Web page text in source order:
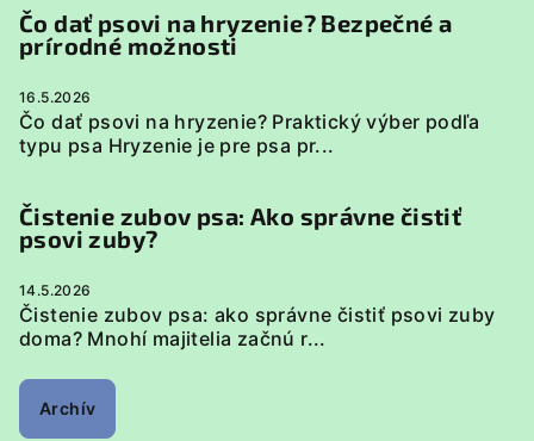
Čo dať psovi na hryzenie? Bezpečné a
prírodné možnosti
16.5.2026
Čo dať psovi na hryzenie? Praktický výber podľa
typu psa Hryzenie je pre psa pr...
Čistenie zubov psa: Ako správne čistiť
psovi zuby?
14.5.2026
Čistenie zubov psa: ako správne čistiť psovi zuby
doma? Mnohí majitelia začnú r...
Archív